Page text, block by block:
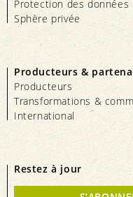
Protection des données
Sphère privée
Producteurs &
Producteurs
Transformations &
International
Restez à jour